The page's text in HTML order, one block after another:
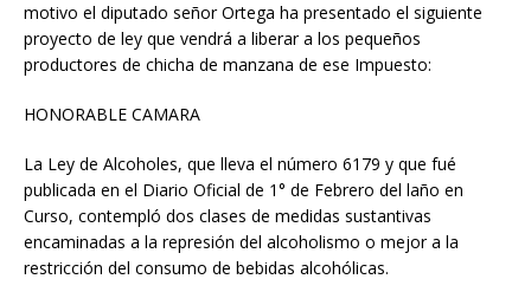
motivo el diputado señor Ortega ha presentado el siguiente
proyecto de ley que vendrá a liberar a los pequeños
productores de chicha de manzana de ese Impuesto:
HONORABLE CAMARA
La Ley de Alcoholes, que lleva el número 6179 y que fué
publicada en el Diario Oficial de 1° de Febrero del laño en
Curso, contempló dos clases de medidas sustantivas
encaminadas a la represión del alcoholismo o mejor a la
restricción del consumo de bebidas alcohólicas.